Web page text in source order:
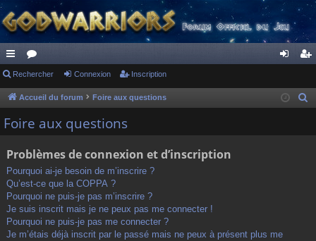
ac
co
ur
s
or
u ne cri
Rechercher Connexion Inscription
Accueil du forum Foire aux questions
Foire aux questions
Problèmes de connexion et d’inscription
Pourquoi ai-je besoin de m’inscrire ?
Qu’est-ce que la COPPA ?
Pourquoi ne puis-je pas m’inscrire ?
Je suis inscrit mais je ne peux pas me connecter !
Pourquoi ne puis-je pas me connecter ?
Je m’étais déjà inscrit par le passé mais ne peux à présent plus me